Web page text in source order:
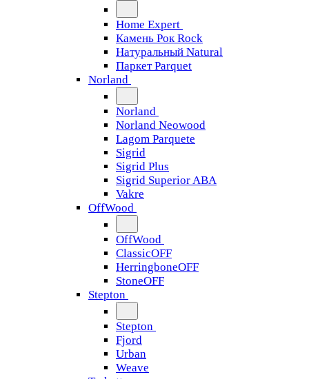
Home Expert
Камень Рок Rock
Натуральный Natural
Паркет Parquet
Norland
Norland
Norland Neowood
Lagom Parquete
Sigrid
Sigrid Plus
Sigrid Superior ABA
Vakre
OffWood
OffWood
ClassicOFF
HerringboneOFF
StoneOFF
Stepton
Stepton
Fjord
Urban
Weave